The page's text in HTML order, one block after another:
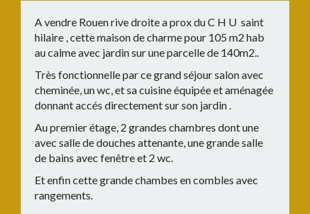
A vendre Rouen rive droite a prox du C H U saint
hilaire , cette maison de charme pour 105 m2 hab
au calme avec jardin sur une parcelle de 140m2..
Très fonctionnelle par ce grand séjour salon avec
cheminée, un wc, et sa cuisine équipée et aménagée
donnant accés directement sur son jardin .
Au premier étage, 2 grandes chambres dont une
avec salle de douches attenante, une grande salle
de bains avec fenêtre et 2 wc.
Et enfin cette grande chambes en combles avec
rangements.